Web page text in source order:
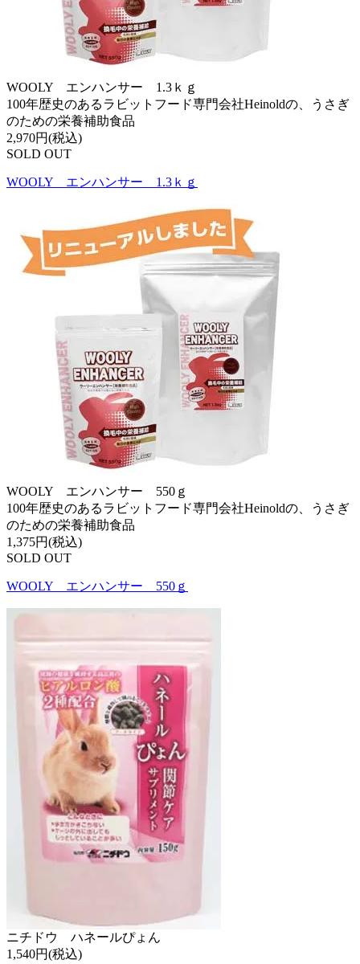
WOOLY エンハンサー 1.3ｋｇ
100年歴史のあるラビットフード専門会社Heinoldの、うさぎ
のための栄養補助食品
2,970円(税込)
SOLD OUT
WOOLY エンハンサー 1.3ｋｇ
WOOLY エンハンサー 550ｇ
100年歴史のあるラビットフード専門会社Heinoldの、うさぎ
のための栄養補助食品
1,375円(税込)
SOLD OUT
WOOLY エンハンサー 550ｇ
ニチドウ ハネールぴょん
1,540円(税込)